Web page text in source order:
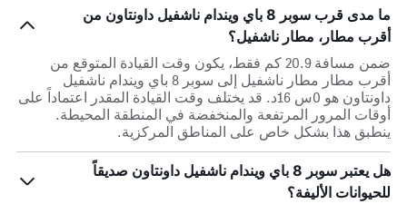
ما مدى قرب سوبر 8 باي ويندام ناشفيل داونتاون من
أقرب مطار، مطار ناشفيل؟
ضمن مسافة 20.9 كم فقط، يكون وقت القيادة المتوقع من
أقرب مطار مطار ناشفيل إلى سوبر 8 باي ويندام ناشفيل
داونتاون هو 0س 16د. قد يختلف وقت القيادة المقدر اعتماداً على
أوقات المرور المرتفعة والمنخفضة في المنطقة المحيطة.
ينطبق هذا بشكل خاص على المناطق المركزية.
هل يعتبر سوبر 8 باي ويندام ناشفيل داونتاون صديقاً
للحيوانات الأليفة؟